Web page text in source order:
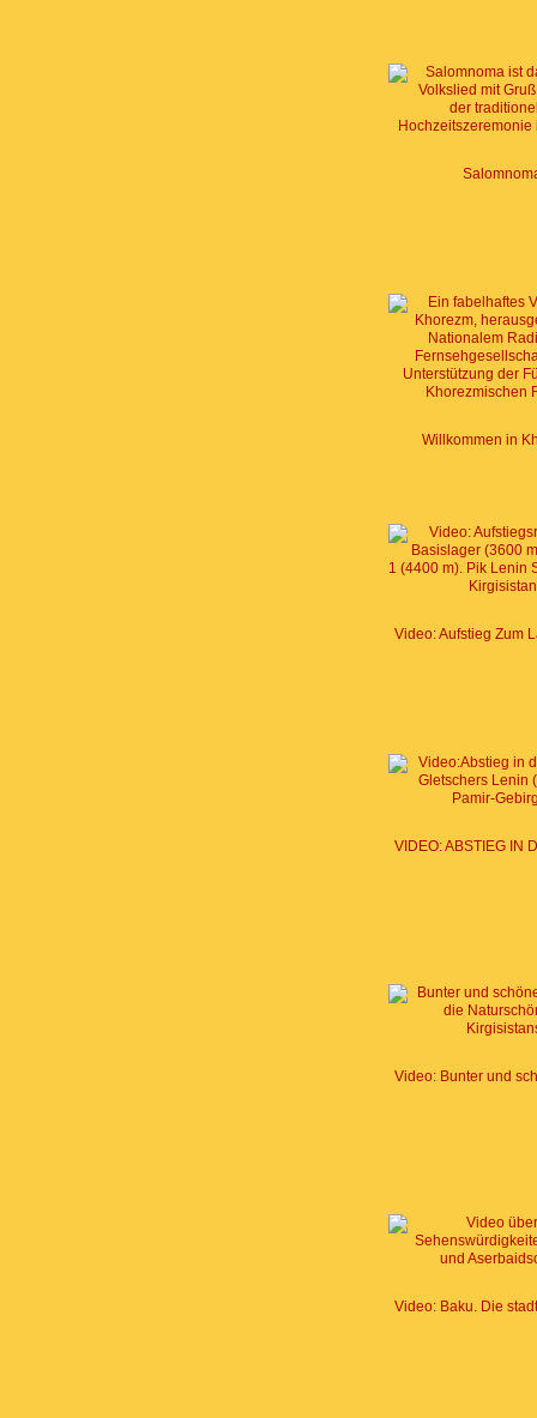
Willkommen in